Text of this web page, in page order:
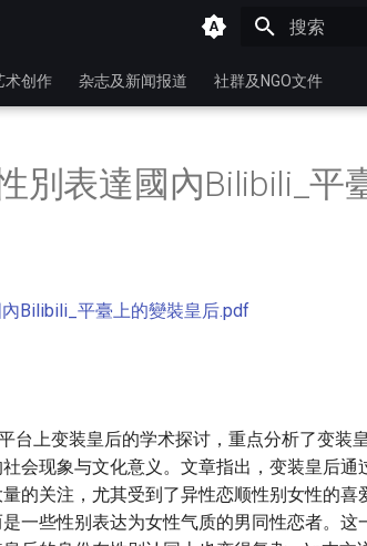
术创作 杂志及新闻报道 社群及NGO文件
別表達國內Bilibili_平
Bilibili_平臺上的變裝皇后.pdf
台上变装皇后的学术探讨，重点分析了变装
会现象与文化意义。文章指出，变装皇后通
的关注，尤其受到了异性恋顺性别女性的喜
一些性别表达为女性气质的男同性恋者。这